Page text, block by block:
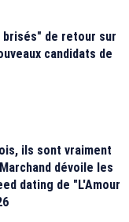
brisés" de retour sur
candidats de
ils sont vraiment
dévoile les
dating de "L'Amour